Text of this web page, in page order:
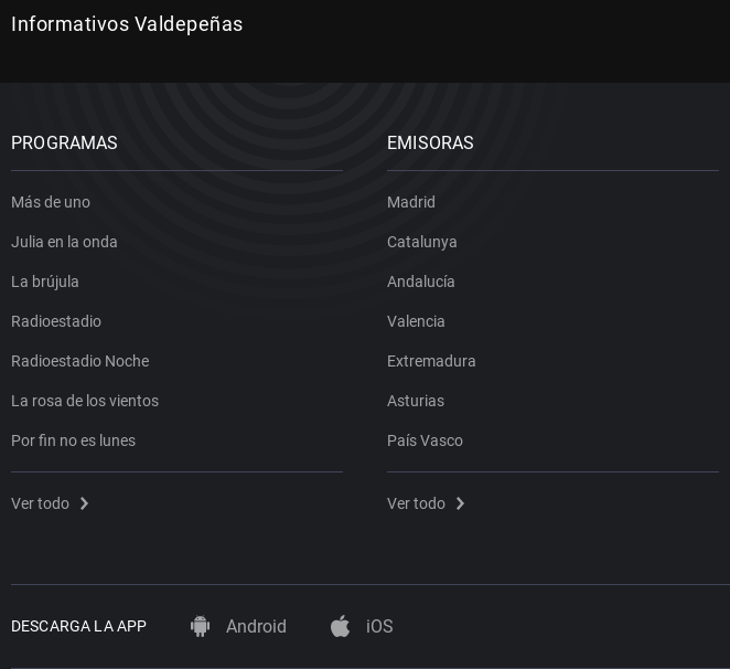
Informativos Valdepeñas
PROGRAMAS
Más de uno
Julia en la onda
La brújula
Radioestadio
Radioestadio Noche
La rosa de los vientos
Por fin no es lunes
Ver todo
EMISORAS
Madrid
Catalunya
Andalucía
Valencia
Extremadura
Asturias
País Vasco
Ver todo
DESCARGA LA APP Android iOS